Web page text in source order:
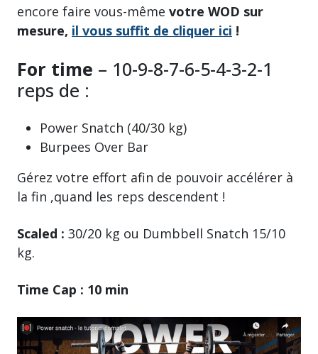
encore faire vous-même votre WOD sur
mesure, il vous suffit de cliquer ici !
For time – 10-9-8-7-6-5-4-3-2-1
reps de :
Power Snatch (40/30 kg)
Burpees Over Bar
Gérez votre effort afin de pouvoir accélérer à
la fin ,quand les reps descendent !
Scaled : 30/20 kg ou Dumbbell Snatch 15/10
kg.
Time Cap : 10 min